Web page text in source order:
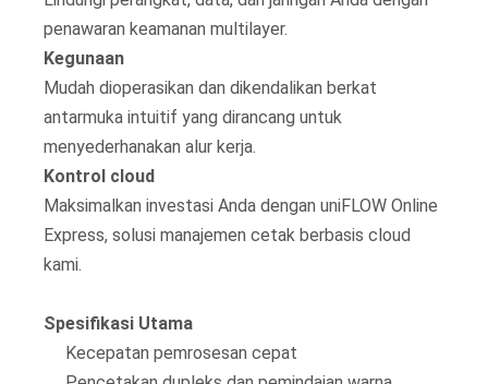
penawaran keamanan multilayer.
Kegunaan
Mudah dioperasikan dan dikendalikan berkat
antarmuka intuitif yang dirancang untuk
menyederhanakan alur kerja.
Kontrol cloud
Maksimalkan investasi Anda dengan uniFLOW Online
Express, solusi manajemen cetak berbasis cloud
kami.
Spesifikasi Utama
Kecepatan pemrosesan cepat